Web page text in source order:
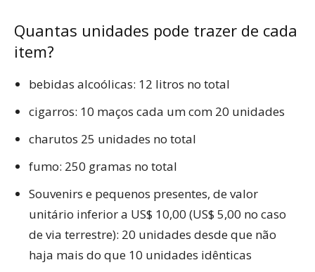
Quantas unidades pode trazer de cada
item?
bebidas alcoólicas: 12 litros no total
cigarros: 10 maços cada um com 20 unidades
charutos 25 unidades no total
fumo: 250 gramas no total
Souvenirs e pequenos presentes, de valor
unitário inferior a US$ 10,00 (US$ 5,00 no caso
de via terrestre): 20 unidades desde que não
haja mais do que 10 unidades idênticas